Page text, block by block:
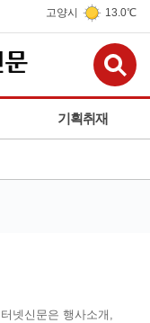
고양시 13.0℃
기획취재
넷신문은 행사소개,